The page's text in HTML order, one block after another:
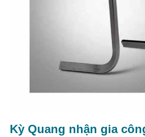
Kỳ Quang nhận gia